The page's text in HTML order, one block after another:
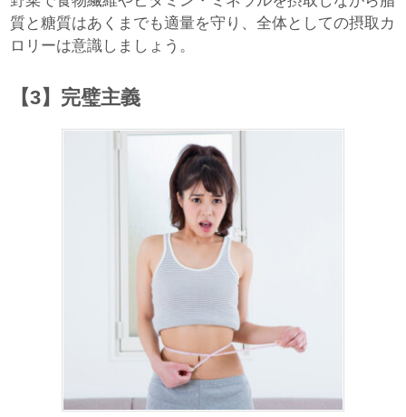
質と糖質はあくまでも適量を守り、全体としての摂取カ
ロリーは意識しましょう。
【3】完璧主義